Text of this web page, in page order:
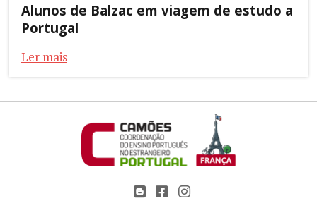
Alunos de Balzac em viagem de estudo a
Portugal
Ler mais